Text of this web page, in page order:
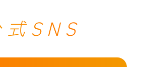
式SNS